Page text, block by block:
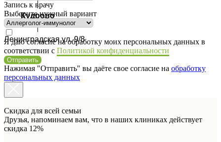
Кудрово
Ленинградская ул. 9/8
Запись к врачу
Выберите нужный вариант
Я даю согласие на обработку моих персональных данных в
соответствии с Политикой конфиденциальности
Отправить
Нажимая "Отправить" вы даёте свое согласие на обработку
персональных данных
Скидка для всей семьи
Друзья, напоминаем вам, что в наших клиниках действует
скидка 12%